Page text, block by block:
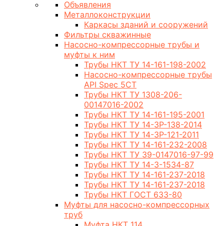
Объявления
Металлоконструкции
Каркасы зданий и сооружений
Фильтры скважинные
Насосно-компрессорные трубы и
муфты к ним
Трубы НКТ ТУ 14-161-198-2002
Насосно-компрессорные трубы
API Spec 5CT
Трубы НКТ ТУ 1308-206-
00147016-2002
Трубы НКТ ТУ 14-161-195-2001
Трубы НКТ ТУ 14-3Р-138-2014
Трубы НКТ ТУ 14-3Р-121-2011
Трубы НКТ ТУ 14-161-232-2008
Трубы НКТ ТУ 39-0147016-97-99
Трубы НКТ ТУ 14-3-1534-87
Трубы НКТ ТУ 14-161-237-2018
Трубы НКТ ТУ 14-161-237-2018
Трубы НКТ ГОСТ 633-80
Муфты для насосно-компрессорных
труб